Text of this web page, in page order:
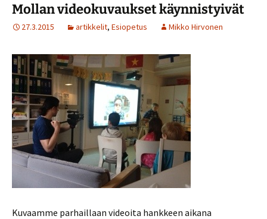
Mollan videokuvaukset käynnistyivät
27.3.2015 artikkelit, Esiopetus Mikko Hirvonen
Kuvaamme parhaillaan videoita hankkeen aikana